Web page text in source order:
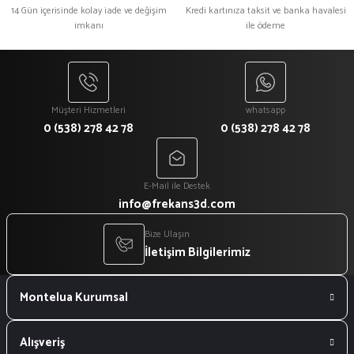
14 Gün içerisinde kolay iade ve değişim
imkanı
Kredi kartınıza taksit ve banka havalesi
ile ödeme
Müşteri Hizmetleri
0 (538) 278 42 78
whatsapp
0 (538) 278 42 78
E-Mail ile Destek
info@frekans3d.com
Bize Ulaşın
İletişim Bilgilerimiz
Montelua Kurumsal
Alışveriş